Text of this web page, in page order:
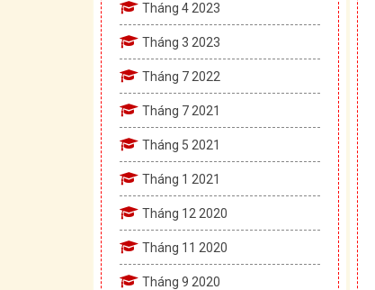
Tháng 4 2023
Tháng 3 2023
Tháng 7 2022
Tháng 7 2021
Tháng 5 2021
Tháng 1 2021
Tháng 12 2020
Tháng 11 2020
Tháng 9 2020